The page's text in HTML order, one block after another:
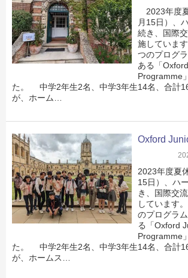
2023年度
月15日）、
続き、国際
施していま
つのプログ
ある「
Programme
た。 中学2年生2名、中学3年生14名、合計
が、ホーム…
Oxford
2023年度夏
15日）、ハ
き、国際交
しています
のプログラ
る「Oxford
Programme
た。 中学2年生2名、中学3年生14名、合計
が、ホームス…